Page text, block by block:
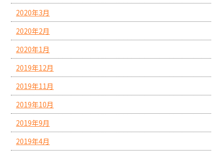
2020年3月
2020年2月
2020年1月
2019年12月
2019年11月
2019年10月
2019年9月
2019年4月